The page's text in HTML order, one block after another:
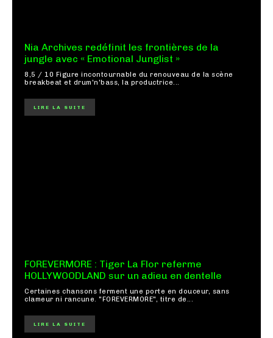
Nia Archives redéfinit les frontières de la
jungle avec « Emotional Junglist »
8,5 / 10 Figure incontournable du renouveau de la scène
breakbeat et drum'n'bass, la productrice...
LIRE LA SUITE
FOREVERMORE : Tiger La Flor referme
HOLLYWOODLAND sur un adieu en dentelle
Certaines chansons ferment une porte en douceur, sans
clameur ni rancune. "FOREVERMORE", titre de...
LIRE LA SUITE